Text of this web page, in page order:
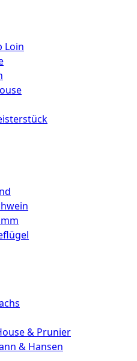
Loin
& Prunier
& Hansen